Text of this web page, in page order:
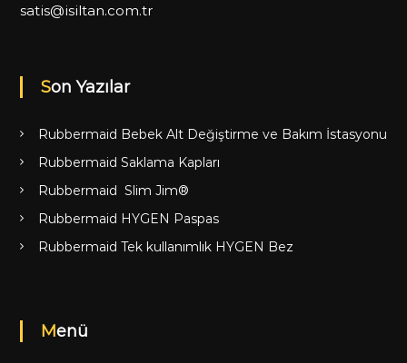
satis@isiltan.com.tr
Son Yazılar
Rubbermaid Bebek Alt Değiştirme ve Bakım İstasyonu
Rubbermaid Saklama Kapları
Rubbermaid Slim Jim®
Rubbermaid HYGEN Paspas
Rubbermaid Tek kullanımlık HYGEN Bez
Menü